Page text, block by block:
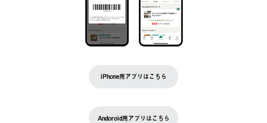
iPhone用アプリはこちら
Andoroid用アプリはこちら